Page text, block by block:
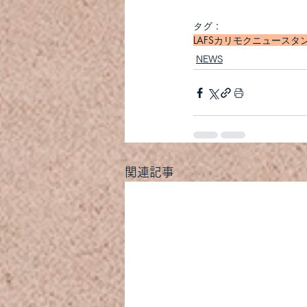
タグ：
LAFSカリモクニュースタ
NEWS
関連記事